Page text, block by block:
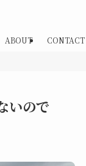
ABOUT CONTACT
いので